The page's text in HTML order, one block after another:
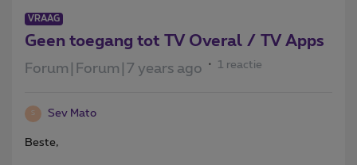
VRAAG
Geen toegang tot TV Overal / TV Apps
Forum|Forum|7 years ago 1 reactie
S Sev Mato
Beste,